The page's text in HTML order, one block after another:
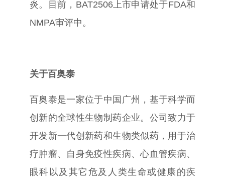
炎。目前， BAT2506上市申请处于FDA和
NMPA审评中。
关于百奥泰
百奥泰是一家位于中国广州，基于科学而
创新的全球性生物制药企业。公司致力于
开发新一代创新药和生物类似药，用于治
疗肿瘤、自身免疫性疾病、心血管疾病、
眼科以及其它危及人类生命或健康的疾